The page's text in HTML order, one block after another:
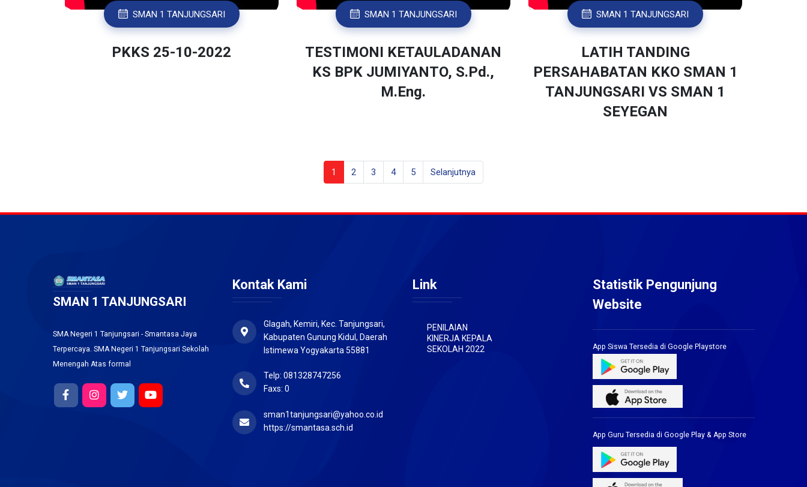
SMAN 1 TANJUNGSARI
PKKS 25-10-2022
SMAN 1 TANJUNGSARI
TESTIMONI KETAULADANAN
KS BPK JUMIYANTO, S.Pd.,
M.Eng.
SMAN 1 TANJUNGSARI
LATIH TANDING
PERSAHABATAN KKO SMAN 1
TANJUNGSARI VS SMAN 1
SEYEGAN
1 2 3 4 5 Selanjutnya
SMAN 1 TANJUNGSARI
SMA Negeri 1 Tanjungsari - Smantasa Jaya
Terpercaya. SMA Negeri 1 Tanjungsari Sekolah
Menengah Atas formal
Kontak Kami
Glagah, Kemiri, Kec. Tanjungsari,
Kabupaten Gunung Kidul, Daerah
Istimewa Yogyakarta 55881
Telp: 081328747256
Faxs: 0
sman1tanjungsari@yahoo.co.id
https://smantasa.sch.id
Link
PENILAIAN
KINERJA KEPALA
SEKOLAH 2022
Statistik Pengunjung
Website
App Siswa Tersedia di Google Playstore
App Guru Tersedia di Google Play & App Store